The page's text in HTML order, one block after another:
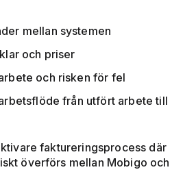
mellan systemen
och priser
och risken för fel
från utfört arbete till
faktureringsprocess där
överförs mellan Mobigo och